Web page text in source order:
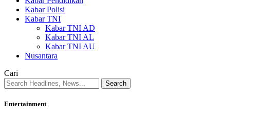
Kabar Polisi
Kabar TNI
Kabar TNI AD
Kabar TNI AL
Kabar TNI AU
Nusantara
Cari
Entertainment